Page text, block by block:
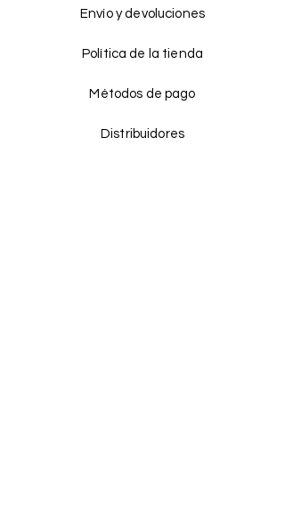
Envío y devoluciones
Política de la tienda
Métodos de pago
Distribuidores